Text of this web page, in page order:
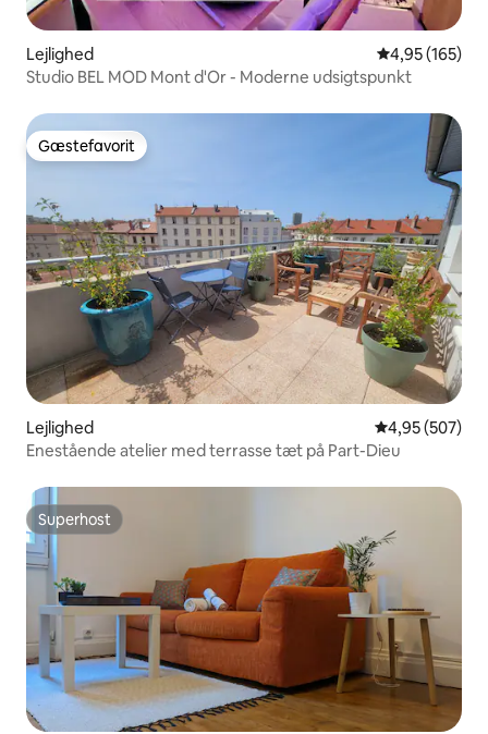
Lejlighed 4,95 ud af 5 i
4,95 (165)
Studio BEL MOD Mont d'Or - Moderne udsigtspunkt
Gæstefavorit
Gæstefavorit
Lejlighed 4,95 ud af 5 i
4,95 (507)
Enestående atelier med terrasse tæt på Part-Dieu
Superhost
Superhost